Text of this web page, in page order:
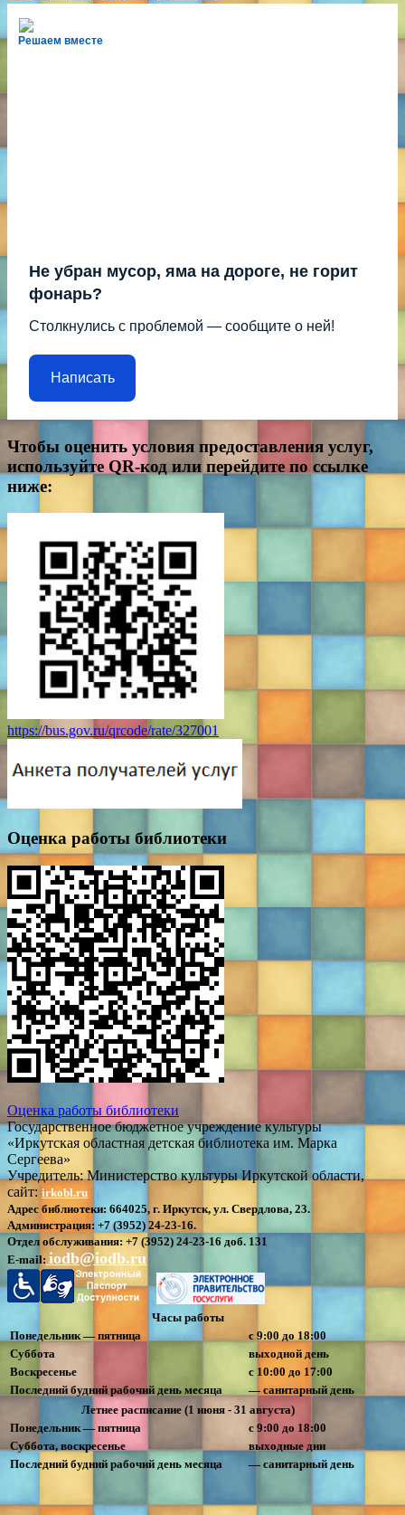
Решаем вместе
Не убран мусор, яма на дороге, не горит
фонарь?
Столкнулись с проблемой — сообщите о ней!
Написать
Чтобы оценить условия предоставления услуг,
используйте QR-код или перейдите по ссылке
ниже:
https://bus.gov.ru/qrcode/rate/327001
Оценка работы библиотеки
Оценка работы библиотеки
Государственное бюджетное учреждение культуры
«Иркутская областная детская библиотека им. Марка
Сергеева»
Учредитель: Министерство культуры Иркутской области,
сайт: irkobl.ru
Адрес библиотеки: 664025, г. Иркутск, ул. Свердлова, 23.
Администрация: +7 (3952) 24-23-16.
Отдел обслуживания: +7 (3952) 24-23-16 доб. 131
E-mail: iodb@iodb.ru
Часы работы
Понедельник — пятница
с 9:00 до 18:00
Суббота
выходной день
Воскресенье
с 10:00 до 17:00
Последний будний рабочий день месяца
— санитарный день
Летнее расписание (1 июня - 31 августа)
Понедельник — пятница
с 9:00 до 18:00
Суббота, воскресенье
выходные дни
Последний будний рабочий день месяца
— санитарный день